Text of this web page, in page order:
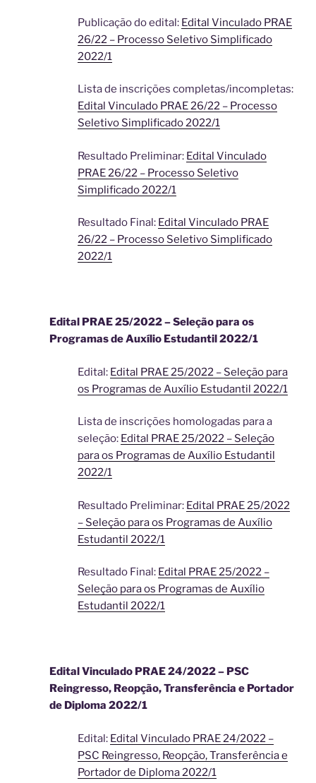
Publicação do edital: Edital Vinculado PRAE
26/22 – Processo Seletivo Simplificado
2022/1
Lista de inscrições completas/incompletas:
Edital Vinculado PRAE 26/22 – Processo
Seletivo Simplificado 2022/1
Resultado Preliminar: Edital Vinculado
PRAE 26/22 – Processo Seletivo
Simplificado 2022/1
Resultado Final: Edital Vinculado PRAE
26/22 – Processo Seletivo Simplificado
2022/1
Edital PRAE 25/2022 – Seleção para os
Programas de Auxílio Estudantil 2022/1
Edital: Edital PRAE 25/2022 – Seleção para
os Programas de Auxílio Estudantil 2022/1
Lista de inscrições homologadas para a
seleção: Edital PRAE 25/2022 – Seleção
para os Programas de Auxílio Estudantil
2022/1
Resultado Preliminar: Edital PRAE 25/2022
– Seleção para os Programas de Auxílio
Estudantil 2022/1
Resultado Final: Edital PRAE 25/2022 –
Seleção para os Programas de Auxílio
Estudantil 2022/1
Edital Vinculado PRAE 24/2022 – PSC
Reingresso, Reopção, Transferência e Portador
de Diploma 2022/1
Edital: Edital Vinculado PRAE 24/2022 –
PSC Reingresso, Reopção, Transferência e
Portador de Diploma 2022/1